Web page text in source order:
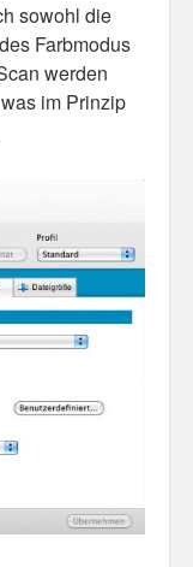
sowohl die
Farbmodus
werden
im Prinzip